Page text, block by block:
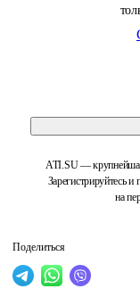
ATI.SU —
Зарегистрируйтесь
на
Поделиться